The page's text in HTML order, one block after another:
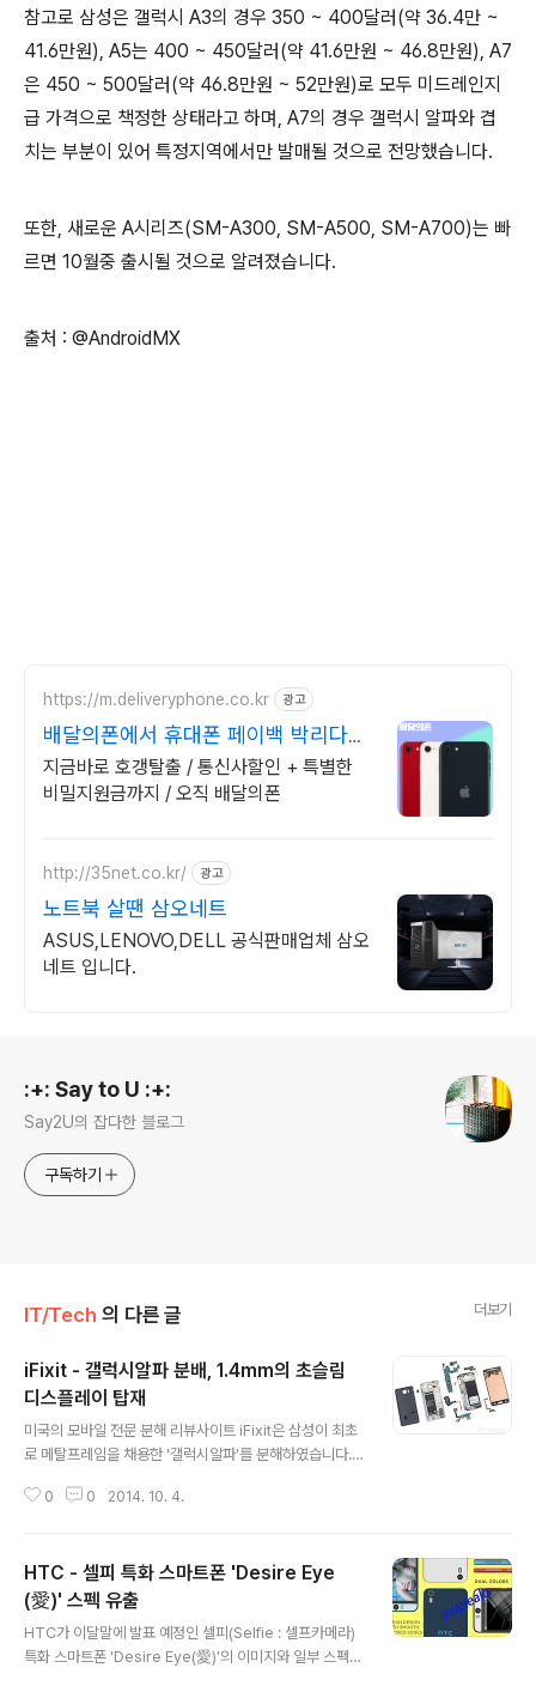
참고로 삼성은 갤럭시 A3의 경우 350 ~ 400달러(약 36.4만 ~
41.6만원), A5는 400 ~ 450달러(약 41.6만원 ~ 46.8만원), A7
은 450 ~ 500달러(약 46.8만원 ~ 52만원)로 모두 미드레인지
급 가격으로 책정한 상태라고 하며, A7의 경우 갤럭시 알파와 겹
치는 부분이 있어 특정지역에서만 발매될 것으로 전망했습니다.
또한, 새로운 A시리즈(SM-A300, SM-A500, SM-A700)는 빠
르면 10월중 출시될 것으로 알려졌습니다.
출처 : @AndroidMX
https://m.deliveryphone.co.kr 광고
배달의폰에서 휴대폰 페이백 박리다매!
무조건 더 할인!
지금바로 호갱탈출 / 통신사할인 + 특별한
비밀지원금까지 / 오직 배달의폰
http://35net.co.kr/ 광고
노트북 살땐 삼오네트
ASUS,LENOVO,DELL 공식판매업체 삼오
네트 입니다.
:+: Say to U :+:
Say2U의 잡다한 블로그
구독하기
IT/Tech 의 다른 글 더보기
iFixit - 갤럭시알파 분배, 1.4mm의 초슬림
디스플레이 탑재
미국의 모바일 전문 분해 리뷰사이트 iFixit은 삼성이 최초
로 메탈프레임을 채용한 '갤럭시알파'를 분해하였습니다.
한 두께를 지닌 스마트폰으로 수리 용이성이 10점 만점에
부품들이 모듈화 되어 있어 개별적으로 교체하기 좋게 설
계되어 있어 A/S가 편리하다는 것을 장점이라 했습니다.
다만, 디스플레이 유닛의 경우 접착제로 붙여있어 분리가
매우 어렵고, 두께가 1.4mm의 초슬림으로 일반적인 스마
트폰의 디스플레이 두께인 3 ~ 5mm보다 얇아 분해시 파
0 0 2014. 10. 4.
HTC - 셀피 특화 스마트폰 'Desire Eye
(愛)' 스펙 유출
HTC가 이달말에 발표 예정인 셀피(Selfie : 셀프카메라)
특화 스마트폰 'Desire Eye(愛)'의 이미지와 일부 스펙이